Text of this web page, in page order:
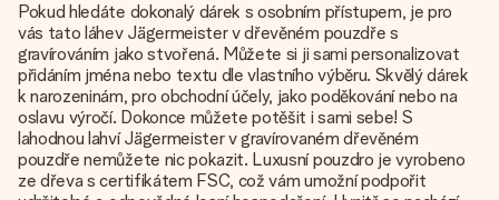
Pokud hledáte dokonalý dárek s osobním přístupem, je pro
vás tato láhev Jägermeister v dřevěném pouzdře s
gravírováním jako stvořená. Můžete si ji sami personalizovat
přidáním jména nebo textu dle vlastního výběru. Skvělý dárek
k narozeninám, pro obchodní účely, jako poděkování nebo na
oslavu výročí. Dokonce můžete potěšit i sami sebe! S
lahodnou lahví Jägermeister v gravírovaném dřevěném
pouzdře nemůžete nic pokazit. Luxusní pouzdro je vyrobeno
ze dřeva s certifikátem FSC, což vám umožní podpořit